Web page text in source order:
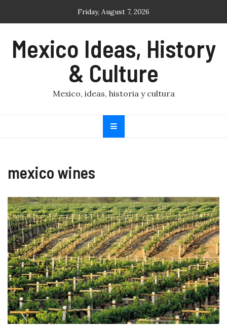
Friday, August 7, 2026
Mexico Ideas, History
& Culture
Mexico, ideas, historia y cultura
mexico wines